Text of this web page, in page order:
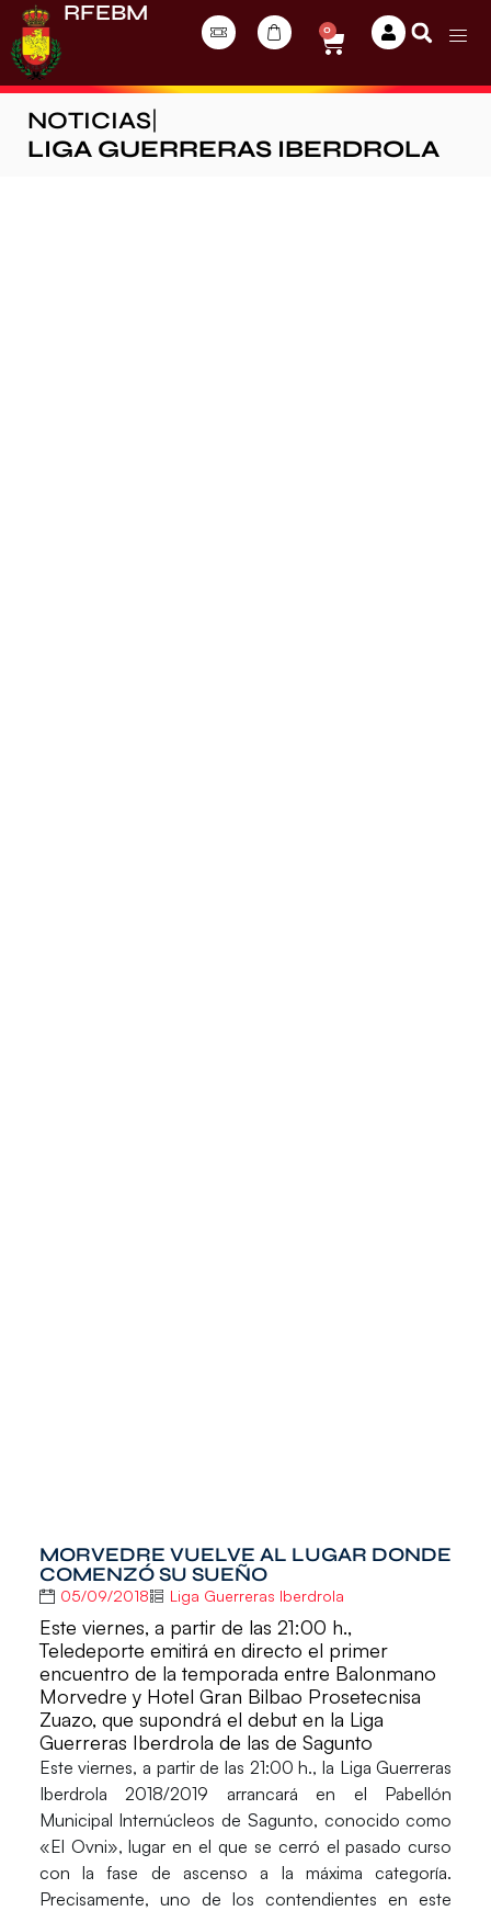
RFEBM
0
NOTICIAS
LIGA GUERRERAS IBERDROLA
MORVEDRE VUELVE AL LUGAR DONDE
COMENZÓ SU SUEÑO
05/09/2018 Liga Guerreras Iberdrola
Este viernes, a partir de las 21:00 h.,
Teledeporte emitirá en directo el primer
encuentro de la temporada entre Balonmano
Morvedre y Hotel Gran Bilbao Prosetecnisa
Zuazo, que supondrá el debut en la Liga
Guerreras Iberdrola de las de Sagunto
Esteviernes, a partir de las 21:00 h., la Liga Guerreras
Iberdrola 2018/2019 arrancará en el Pabellón
Municipal Internúcleos de Sagunto, conocido como
«El Ovni», lugar en el que se cerró el pasado curso
con la fase de ascenso a la máxima categoría.
Precisamente, uno de los contendientes en este